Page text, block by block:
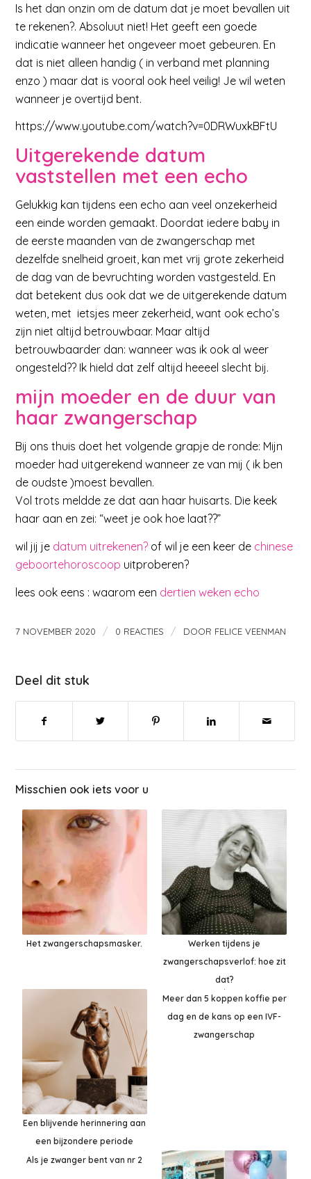
Is het dan onzin om de datum dat je moet bevallen uit
te rekenen?. Absoluut niet! Het geeft een goede
indicatie wanneer het ongeveer moet gebeuren. En
dat is niet alleen handig ( in verband met planning
enzo ) maar dat is vooral ook heel veilig! Je wil weten
wanneer je overtijd bent.
https://www.youtube.com/watch?v=0DRWuxkBFtU
Uitgerekende datum
vaststellen met een echo
Gelukkig kan tijdens een echo aan veel onzekerheid
een einde worden gemaakt. Doordat iedere baby in
de eerste maanden van de zwangerschap met
dezelfde snelheid groeit, kan met vrij grote zekerheid
de dag van de bevruchting worden vastgesteld. En
dat betekent dus ook dat we de uitgerekende datum
weten, met ietsjes meer zekerheid, want ook echo’s
zijn niet altijd betrouwbaar. Maar altijd
betrouwbaarder dan: wanneer was ik ook al weer
ongesteld?? Ik hield dat zelf altijd heeeel slecht bij.
mijn moeder en de duur van
haar zwangerschap
Bij ons thuis doet het volgende grapje de ronde: Mijn
moeder had uitgerekend wanneer ze van mij ( ik ben
de oudste )moest bevallen.
Vol trots meldde ze dat aan haar huisarts. Die keek
haar aan en zei: “weet je ook hoe laat??”
wil jij je datum uitrekenen? of wil je een keer de chinese
geboortehoroscoop uitproberen?
lees ook eens : waarom een dertien weken echo
7 NOVEMBER 2020 / 0 REACTIES / DOOR FELICE VEENMAN
Deel dit stuk
Misschien ook iets voor u
Het zwangerschapsmasker.
Werken tijdens je
zwangerschapsverlof: hoe zit
dat?
Een blijvende herinnering aan
een bijzondere periode
Meer dan 5 koppen koffie per
dag en de kans op een IVF-
zwangerschap
Als je zwanger bent van nr 2